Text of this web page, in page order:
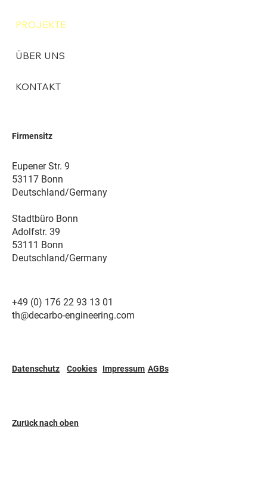
PROJEKTE
ÜBER UNS
KONTAKT
+49 (0) 176 22 93 13 01
th@decarbo-engineering.com
Eupener Str. 9
53117 Bonn
Deutschland/Germany
Stadtbüro Bonn
Adolfstr. 39
53111 Bonn
Deutschland/Germany
Firmensitz
Zurück nach oben
Datenschutz Cookies Impressum AGBs